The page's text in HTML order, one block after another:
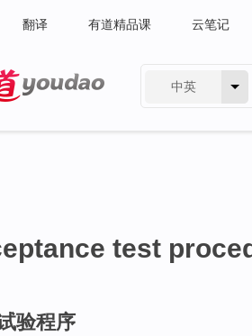
翻译 有道精品课 云笔记
中英
test
验程序